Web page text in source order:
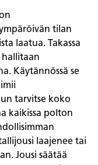
tilan
laatua. Takassa
Käytännössä se
tarvitse koko
kaikissa polton
laajenee tai
Jousi säätää